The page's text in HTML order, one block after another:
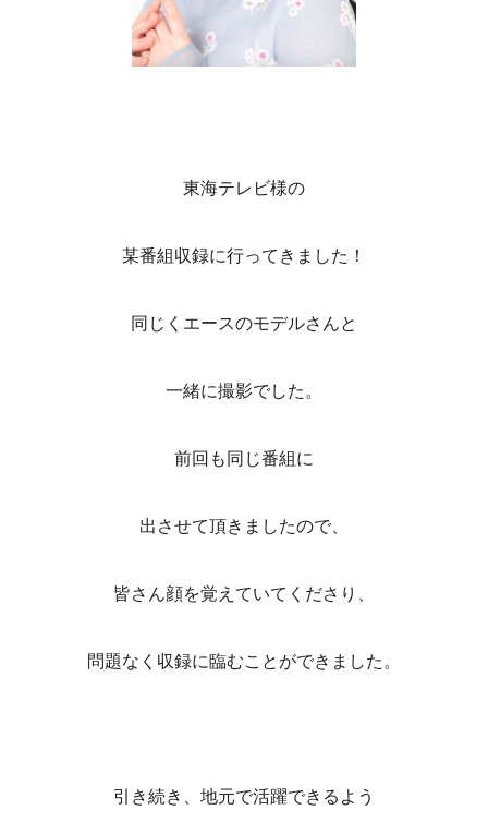
東海テレビ様の
某番組収録に行ってきました！
同じくエースのモデルさんと
一緒に撮影でした。
前回も同じ番組に
出させて頂きましたので、
皆さん顔を覚えていてくださり、
問題なく収録に臨むことができました。
引き続き、地元で活躍できるよう